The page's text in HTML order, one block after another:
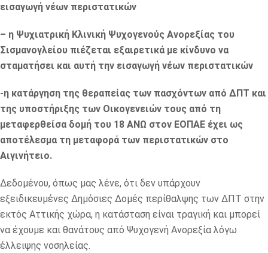
εισαγωγή νέων περιστατικών
– η Ψυχιατρική Κλινική Ψυχογενούς Ανορεξίας του
Σισμανογλείου πιέζεται εξαιρετικά με κίνδυνο να
σταματήσει και αυτή την εισαγωγή νέων περιστατικών
-η κατάργηση της θεραπείας των πασχόντων από ΔΠΤ και
της υποστήριξης των Οικογενειών τους από τη
μεταφερθείσα δομή του 18 ΑΝΩ στον ΕΟΠΑΕ έχει ως
αποτέλεσμα τη μεταφορά των περιστατικών στο
Αιγινήτειο.
Δεδομένου, όπως μας λένε, ότι δεν υπάρχουν
εξειδικευμένες Δημόσιες Δομές περίθαλψης των ΔΠΤ στην
εκτός Αττικής χώρα, η κατάσταση είναι τραγική και μπορεί
να έχουμε και θανάτους από Ψυχογενή Ανορεξία λόγω
έλλειψης νοσηλείας.